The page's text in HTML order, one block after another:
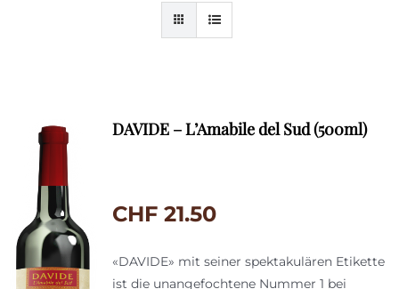
DAVIDE – L’Amabile del Sud (500ml)
CHF 21.50
«DAVIDE» mit seiner spektakulären Etikette
ist die unangefochtene Nummer 1 bei